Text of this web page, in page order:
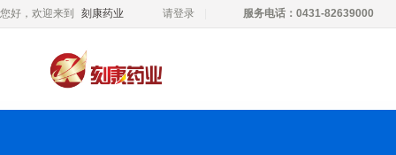
您好，欢迎来到 刻康药业 请登录 服务电话：0431-82639000